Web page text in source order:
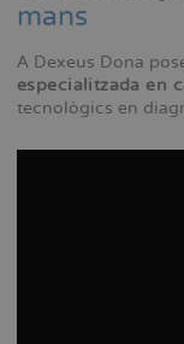
mans
A Dexeus Dona
especialitzada en
tecnològics en